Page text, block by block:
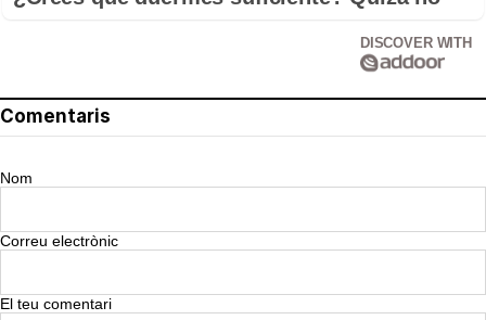
DISCOVER WITH
Comentaris
Nom
Correu electrònic
El teu comentari